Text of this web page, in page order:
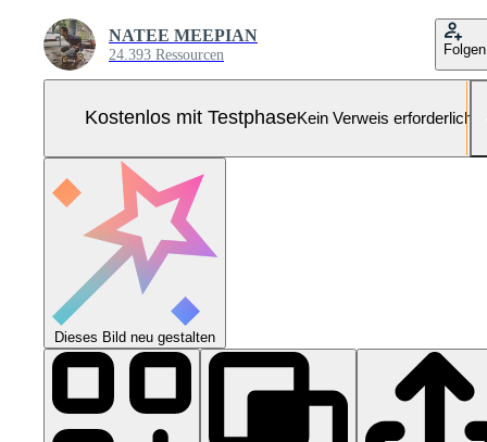
NATEE MEEPIAN
24.393 Ressourcen Folgen
Kostenlos mit TestphaseKein Verweis erforderlich
Dieses Bild neu gestalten